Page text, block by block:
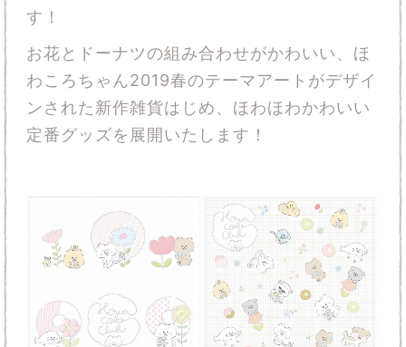
す！
お花とドーナツの組み合わせがかわいい、ほ
わころちゃん2019春のテーマアートがデザイ
ンされた新作雑貨はじめ、ほわほわかわいい
定番グッズを展開いたします！